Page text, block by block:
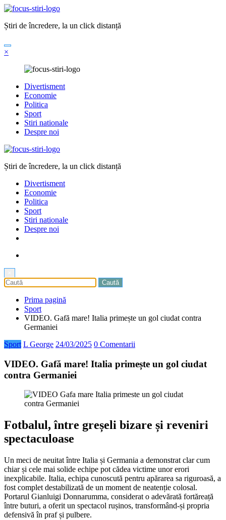
Sari
conținut
Știri de încredere, la un click distanță
×
Divertisment
Economie
Politica
Sport
Stiri nationale
Despre noi
Știri de încredere, la un click distanță
Divertisment
Economie
Politica
Sport
Stiri nationale
Despre noi
Prima pagină
Sport
VIDEO. Gafă mare! Italia primește un gol ciudat contra
Germaniei
Sport L George 24/03/2025 0 Comentarii
VIDEO. Gafă mare! Italia primește un gol ciudat
contra Germaniei
Fotbalul, între greșeli bizare și reveniri
spectaculoase
Un meci de neuitat între Italia și Germania a demonstrat clar cum
chiar și cele mai solide echipe pot cădea victime unor erori
inexplicabile. Italia, echipa cunoscută pentru apărarea sa riguroasă, a
fost complet destabilizată de un moment de neatenție colosal.
Portarul Gianluigi Donnarumma, considerat o adevărată fortăreață
între buturi, a oferit un spectacol rușinos, transformând-și propria
defensivă în praf și pulbere.